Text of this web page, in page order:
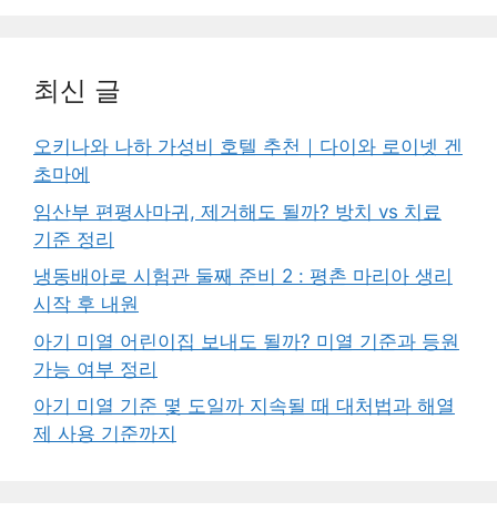
최신 글
오키나와 나하 가성비 호텔 추천｜다이와 로이넷 겐
초마에
임산부 편평사마귀, 제거해도 될까? 방치 vs 치료
기준 정리
냉동배아로 시험관 둘째 준비 2 : 평촌 마리아 생리
시작 후 내원
아기 미열 어린이집 보내도 될까? 미열 기준과 등원
가능 여부 정리
아기 미열 기준 몇 도일까 지속될 때 대처법과 해열
제 사용 기준까지